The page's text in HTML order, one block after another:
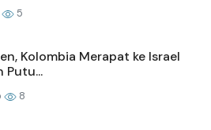
5
Kolombia Merapat ke Israel
Putu...
8